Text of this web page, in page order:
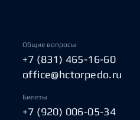
Общие вопросы
+7 (831) 465-16-60
office@hctorpedo.ru
Билеты
+7 (920) 006-05-34